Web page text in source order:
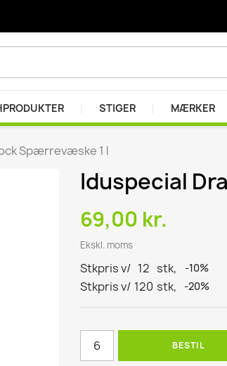
STIGER MÆRKER
Spærrevæske 1 l
Iduspecial
69,00 kr.
Ekskl. moms
Stkpris v/ 12 stk, -10%
Stkpris v/ 120 stk, -20%
BESTIL